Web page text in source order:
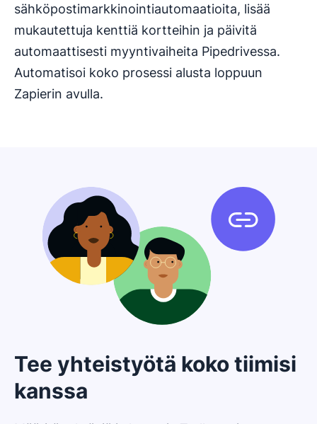
sähköpostimarkkinointiautomaatioita, lisää
mukautettuja kenttiä kortteihin ja päivitä
automaattisesti myyntivaiheita Pipedrivessa.
Automatisoi koko prosessi alusta loppuun
Zapierin avulla.
Tee yhteistyötä koko tiimisi
kanssa